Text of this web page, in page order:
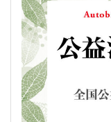
理事会
評議員会・社員総会
理事・監事
会計・税務
定期提出書類
会計処理
労務
労務
労務管理
法務
法務
経営